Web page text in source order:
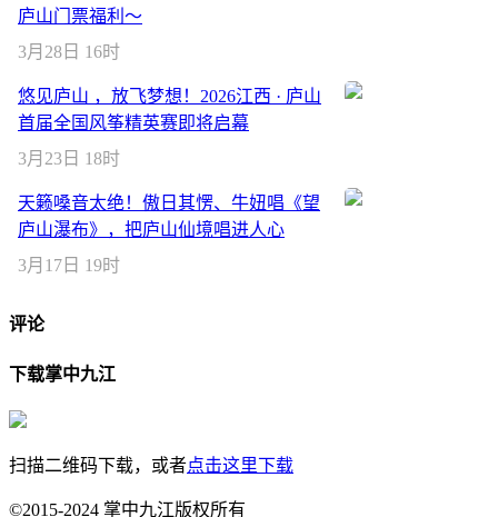
庐山门票福利～
3月28日 16时
悠见庐山 ，放飞梦想！2026江西 · 庐山
首届全国风筝精英赛即将启幕
3月23日 18时
天籁嗓音太绝！傲日其愣、牛妞唱《望
庐山瀑布》，把庐山仙境唱进人心
3月17日 19时
评论
下载掌中九江
扫描二维码下载，或者点击这里下载
©2015-2024 掌中九江版权所有